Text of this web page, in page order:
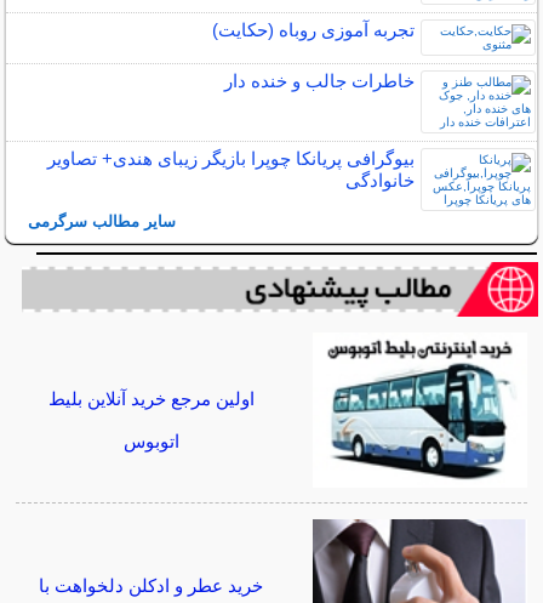
تجربه آموزی روباه (حکایت)
خاطرات جالب و خنده دار
بیوگرافی پریانکا چوپرا بازیگر زیبای هندی+ تصاویر
خانوادگی
سایر مطالب سرگرمی
اولین مرجع خرید آنلاین بلیط
اتوبوس
خرید عطر و ادکلن دلخواهت با